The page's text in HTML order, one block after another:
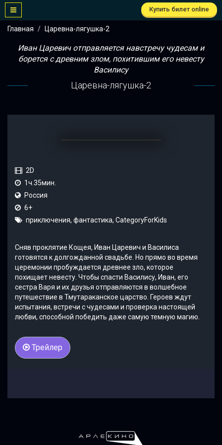
Купить билет online
Главная Царевна-лягушка-2
Иван Царевич отправляется навстречу чудесам и
борется с древним злом, похитившим его невесту
Василису
Царевна-лягушка-2
2D
1ч.35мин.
Россия
6+
приключения, фантастика, CategoryForKids
Сняв проклятие Кощея, Иван Царевич и Василиса
готовятся к долгожданной свадьбе. Но прямо во время
церемонии пробуждается древнее зло, которое
похищает невесту. Чтобы спасти Василису, Иван, его
сестра Варя и их друзья отправляются в волшебное
путешествие в Тмутараканское царство. Героев ждут
испытания, встречи с чудесами и проверка настоящей
любви, способной победить даже самую темную магию.
Трейлер